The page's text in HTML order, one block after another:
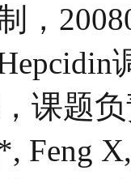
，
课题
Feng